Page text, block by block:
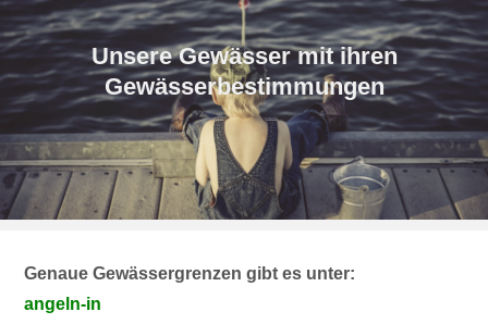
Unsere Gewässer mit ihren
Gewässerbestimmungen
Genaue Gewässergrenzen gibt es unter:
angeln-in